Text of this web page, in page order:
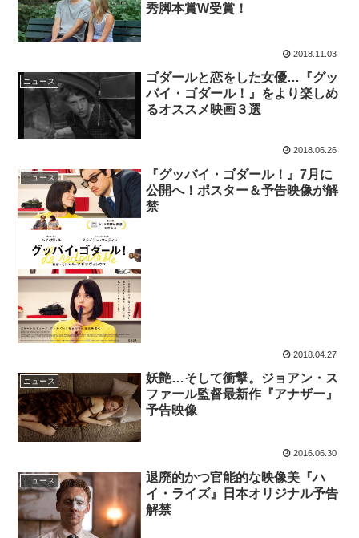
秀脚本賞W受賞！
2018.11.03
ニュース
ゴダールと恋をした女優…『グッ
バイ・ゴダール！』をより楽しめ
るオススメ映画３選
2018.06.26
ニュース
『グッバイ・ゴダール！』7月に
公開へ！ポスター＆予告映像が解
禁
2018.04.27
ニュース
妖艶…そして衝撃。ジョアン・ス
ファール監督最新作『アナザー』
予告映像
2016.06.30
ニュース
退廃的かつ官能的な映像美『ハ
イ・ライズ』日本オリジナル予告
解禁